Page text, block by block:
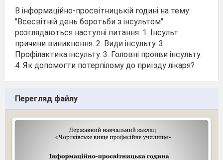
В інформаційно-просвітницькій годині на тему:
"Всесвітній день боротьби з інсультом"
розглядаються наступні питання: 1. Інсульт
причини виникнення. 2. Види інсульту. 3.
Профілактика інсульту. 3. Головні прояви інсульту.
4. Як допомогти потерпілому до приїзду лікаря?
Перегляд файлу